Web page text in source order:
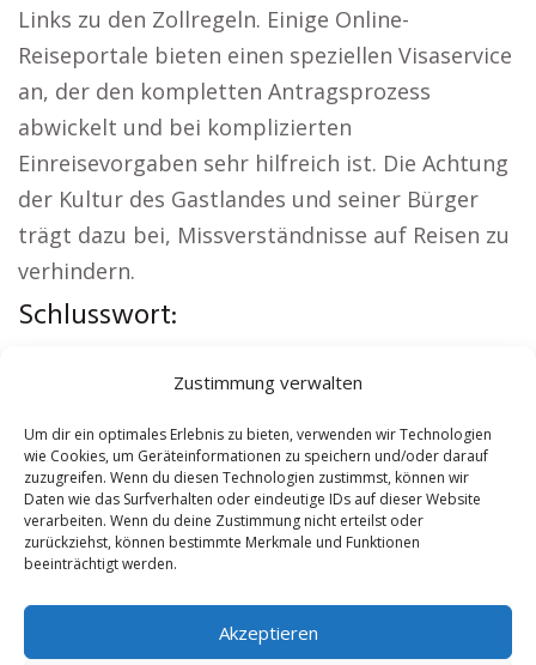
Zustimmung verwalten
Um dir ein optimales Erlebnis zu bieten, verwenden wir Technologien
wie Cookies, um Geräteinformationen zu speichern und/oder darauf
zuzugreifen. Wenn du diesen Technologien zustimmst, können wir
Daten wie das Surfverhalten oder eindeutige IDs auf dieser Website
verarbeiten. Wenn du deine Zustimmung nicht erteilst oder
zurückziehst, können bestimmte Merkmale und Funktionen
beeinträchtigt werden.
Akzeptieren
Links zu den Zollregeln. Einige Online-
Reiseportale bieten einen speziellen Visaservice
an, der den kompletten Antragsprozess
abwickelt und bei komplizierten
Einreisevorgaben sehr hilfreich ist. Die Achtung
der Kultur des Gastlandes und seiner Bürger
trägt dazu bei, Missverständnisse auf Reisen zu
verhindern.
Schlusswort:
Sicherheitsdienst Duisburg|Versicherung
Duisburg|Hundeschule Duisburg|Schamane
Duisburg|Reisebüro Duisburg
Contents [show]
No tags for this post.